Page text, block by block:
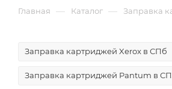
Главная — Каталог — Заправка
Заправка картриджей Xerox в СПб
Заправка картриджей Pantum в